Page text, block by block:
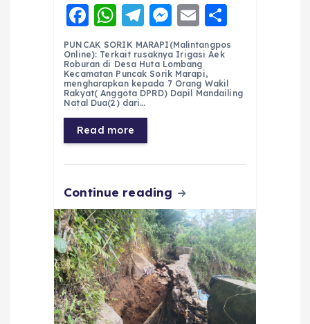
F
a
c
e
b
o
o
k
W
h
a
ts
A
p
p
T
el
e
g
r
a
m
M
e
ss
e
n
E
m
ai
l
h
re
PUNCAK SORIK MARAPI(Malintangpos
Online): Terkait rusaknya Irigasi Aek
Roburan di Desa Huta Lombang
Kecamatan Puncak Sorik Marapi,
mengharapkan kepada 7 Orang Wakil
Rakyat( Anggota DPRD) Dapil Mandailing
Natal Dua(2) dari…
Read more
Continue reading